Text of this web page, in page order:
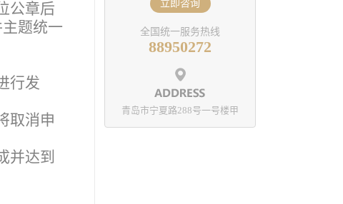
立即咨询
全国统一服务热线
88950272
青岛市宁夏路288号一号楼甲
公章后
题统一
行发
取消申
并达到